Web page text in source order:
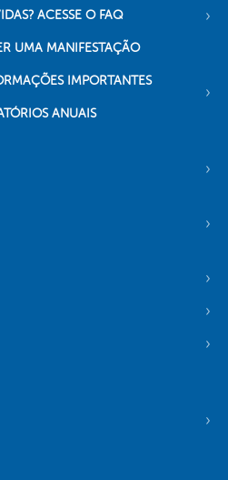
ACESSE O FAQ
UMA MANIFESTAÇÃO
IMPORTANTES
ANUAIS